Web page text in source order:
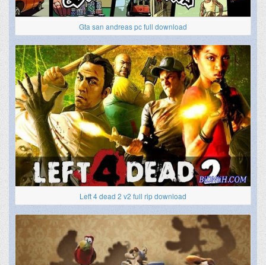
Gta san andreas pc full download
Left 4 dead 2 v2 full rip download